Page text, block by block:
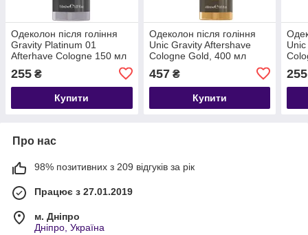
Одеколон після гоління
Gravity Platinum 01
Afterhave Cologne 150 мл
255 ₴
Купити
Одеколон після гоління
Unic Gravity Aftershave
Cologne Gold, 400 мл
457₴
Купити
255
Про нас
98% позитивних з 209 відгуків за рік
Працює з 27.01.2019
м. Дніпро
Дніпро, Україна